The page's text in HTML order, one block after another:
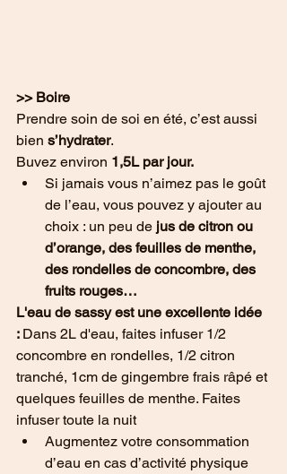
>> Boire
Prendre soin de soi en été, c’est aussi
bien s’hydrater.
Buvez environ 1,5L par jour.
Si jamais vous n’aimez pas le goût
de l’eau, vous pouvez y ajouter au
choix : un peu de jus de citron ou
d’orange, des feuilles de menthe,
des rondelles de concombre, des
fruits rouges…
L'eau de sassy est une excellente idée
: Dans 2L d'eau, faites infuser 1/2
concombre en rondelles, 1/2 citron
tranché, 1cm de gingembre frais râpé et
quelques feuilles de menthe. Faites
infuser toute la nuit
Augmentez votre consommation
d’eau en cas d’activité physique